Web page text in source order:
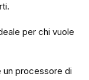
per chi vuole
un processore di